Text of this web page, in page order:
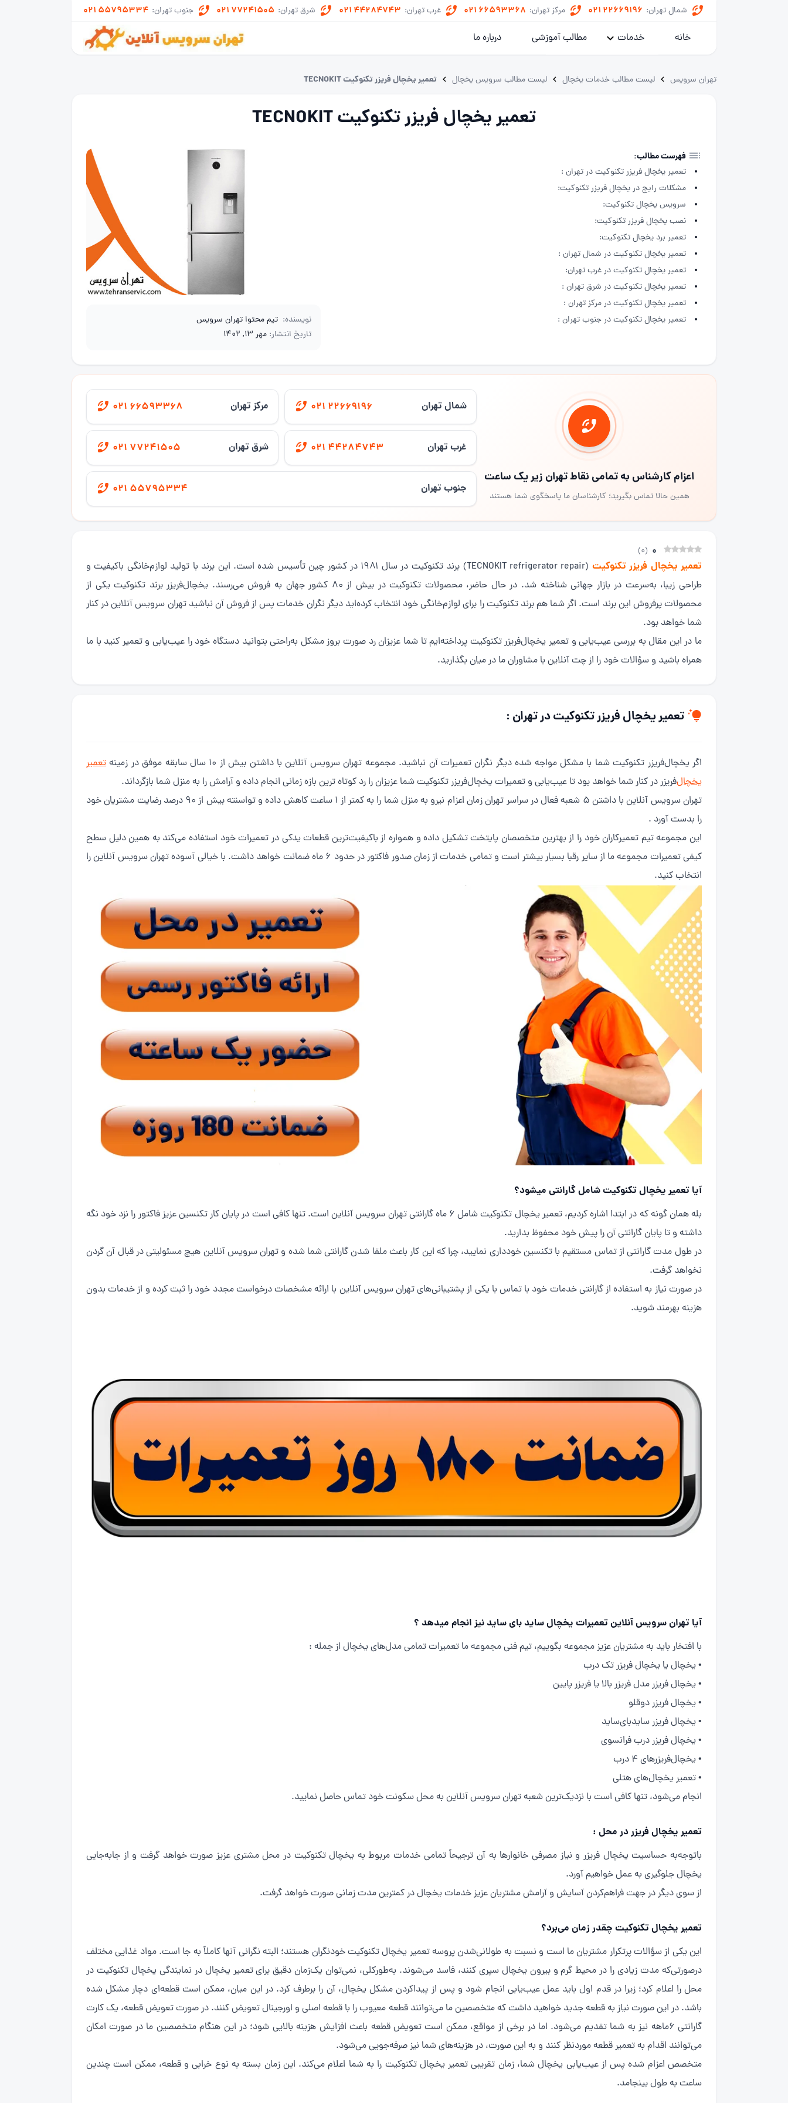
شمال تهران: 021 22669196 مرکز تهران: 021 66593368 غرب تهران: 021 44284743 شرق تهران: 021 77241505 جنوب تهران: 021 55795334
خانه خدمات
ماشین لباسشویی
خدمات داکت اسپلیت
مطالب آموزشی درباره ما
تهران سرویس لیست مطالب خدمات یخچال لیست مطالب سرویس یخچال تعمیر یخچال فریزر تکنوکیت TECNOKIT
تعمیر یخچال فریزر تکنوکیت TECNOKIT
نویسنده: تیم محتوا تهران سرویس
تاریخ انتشار: مهر 13, 1402
فهرست مطالب:
تعمیر یخچال فریزر تکنوکیت در تهران :
مشکلات رایج در یخچال فریزر تکنوکیت:
سرویس یخچال تکنوکیت:
نصب یخچال فریزر تکنوکیت:
تعمیر برد یخچال تکنوکیت:
تعمیر یخچال تکنوکیت در شمال تهران :
تعمیر یخچال تکنوکیت در غرب تهران:
تعمیر یخچال تکنوکیت در شرق تهران :
تعمیر یخچال تکنوکیت در مرکز تهران :
تعمیر یخچال تکنوکیت در جنوب تهران :
اعزام کارشناس به تمامی نقاط تهران زیر یک ساعت
همین حالا تماس بگیرید؛ کارشناسان ما پاسخگوی شما هستند
شمال تهران 021 22669196 مرکز تهران 021 66593368
غرب تهران 021 44284743 شرق تهران 021 77241505
جنوب تهران 021 55795334
0
(
0
)
تعمیر یخچال فریزر تکنوکیت
(TECNOKIT refrigerator repair) برند تکنوکیت در سال ۱۹۸۱ در کشور چین تأسیس شده است. این برند با تولید لوازم‌خانگی باکیفیت و
طراحی زیبا، به‌سرعت در بازار جهانی شناخته شد. در حال حاضر، محصولات تکنوکیت در بیش از ۸۰ کشور جهان به فروش می‌رسند. یخچال‌فریزر برند تکنوکیت یکی از
محصولات پرفروش این برند است. اگر شما هم برند تکنوکیت را برای لوازم‌خانگی خود انتخاب کرده‌اید دیگر نگران خدمات پس از فروش آن نباشید تهران سرویس آنلاین در کنار
شما خواهد بود.
ما در این مقال به بررسی عیب‌یابی و تعمیر یخچال‌فریزر تکنوکیت پرداخته‌ایم تا شما عزیزان رد صورت بروز مشکل به‌راحتی بتوانید دستگاه خود را عیب‌یابی و تعمیر کنید با ما
همراه باشید و سؤالات خود را از چت آنلاین با مشاوران ما در میان بگذارید.
تعمیر یخچال فریزر تکنوکیت در تهران :
اگر یخچال‌فریزر تکنوکیت شما با مشکل مواجه شده دیگر نگران تعمیرات آن نباشید. مجموعه تهران سرویس آنلاین با داشتن بیش از 10 سال سابقه موفق در زمینه
تعمیر
یخچال‌فریزر در کنار شما خواهد بود تا عیب‌یابی و تعمیرات یخچال‌فریزر تکنوکیت شما عزیزان را رد کوتاه ترین بازه زمانی انجام داده و آرامش را به منزل شما بازگرداند.
تهران سرویس آنلاین با داشتن 5 شعبه فعال در سراسر تهران زمان اعزام نیرو به منزل شما را به کمتر از 1 ساعت کاهش داده و تواسنته بیش از 90 درصد رضایت مشتریان خود
را بدست آورد .
این مجموعه تیم تعمیرکاران خود را از بهترین متخصصان پایتخت تشکیل داده و همواره از باکیفیت‌ترین قطعات یدکی در تعمیرات خود استفاده می‌کند به همین دلیل سطح
کیفی تعمیرات مجموعه ما از سایر رقبا بسیار بیشتر است و تمامی خدمات از زمان صدور فاکتور در حدود 6 ماه ضمانت خواهد داشت. با خیالی آسوده تهران سرویس آنلاین را
انتخاب کنید.
آیا تعمیر یخچال تکنوکیت شامل گارانتی میشود؟
بله همان گونه که در ابتدا اشاره کردیم، تعمیر یخچال تکنوکیت شامل 6 ماه گارانتی تهران سرویس آنلاین است. تنها کافی است در پایان کار تکنسین عزیز فاکتور را نزد خود نگه
داشته و تا پایان گارانتی آن را پیش خود محفوظ بدارید.
در طول مدت گارانتی از تماس مستقیم با تکنسین خودداری نمایید، چرا که این کار باعث ملقا شدن گارانتی شما شده و تهران سرویس آنلاین هیچ مسئولیتی در قبال آن گردن
نخواهد گرفت.
در صورت نیاز به استفاده از گارانتی خدمات خود با تماس با یکی از پشتیبانی‌های تهران سرویس آنلاین با ارائه مشخصات درخواست مجدد خود را ثبت کرده و از خدمات بدون
هزینه بهرمند شوید.
آیا تهران سرویس آنلاین تعمیرات یخچال ساید بای ساید نیز انجام میدهد ؟
با افتخار باید به مشتریان عزیز مجموعه بگوییم، تیم فنی مجموعه ما تعمیرات تمامی مدل‌های یخچال از جمله :
• یخچال یا یخچال فریزر تک درب
• یخچال فریزر مدل فریزر بالا یا فریزر پایین
• یخچال فریزر دوقلو
• یخچال فریزر سایدبای‌ساید
• یخچال فریزر درب فرانسوی
• یخچال‌فریزرهای 4 درب
• تعمیر یخچال‌های هتلی
انجام می‌شود، تنها کافی است با نزدیک‌ترین شعبه تهران سرویس آنلاین به محل سکونت خود تماس حاصل نمایید.
تعمیر یخچال فریزر در محل :
باتوجه‌به حساسیت یخچال فریزر و نیاز مصرفی خانوارها به آن ترجیحاً تمامی خدمات مربوط به یخچال تکنوکیت در محل مشتری عزیز صورت خواهد گرفت و از جابه‌جایی
یخچال جلوگیری به عمل خواهیم آورد.
از سوی دیگر در جهت فراهم‌کردن آسایش و آرامش مشتریان عزیز خدمات یخچال در کمترین مدت زمانی صورت خواهد گرفت.
تعمیر یخچال تکنوکیت چقدر زمان می‌برد؟
این یکی از سؤالات پرتکرار مشتریان ما است و نسبت به طولانی‌شدن پروسه تعمیر یخچال تکنوکیت خودنگران هستند؛ البته نگرانی آنها کاملاً به جا است. مواد غذایی مختلف
درصورتی‌که مدت زیادی را در محیط گرم و بیرون یخچال سپری کنند، فاسد می‌شوند. به‌طورکلی، نمی‌توان یک‌زمان دقیق برای تعمیر یخچال در نمایندگی یخچال تکنوکیت در
محل را اعلام کرد؛ زیرا در قدم اول باید عمل عیب‌یابی انجام شود و پس از پیداکردن مشکل یخچال، آن را برطرف کرد. در این میان، ممکن است قطعه‌ای دچار مشکل شده
باشد. در این صورت نیاز به قطعه جدید خواهید داشت که متخصصین ما می‌توانند قطعه معیوب را با قطعه اصلی و اورجینال تعویض کنند. در صورت تعویض قطعه، یک کارت
گارانتی ۶ماهه نیز به شما تقدیم می‌شود. اما در برخی از مواقع، ممکن است تعویض قطعه باعث افزایش هزینه بالایی شود؛ در این هنگام متخصصین ما در صورت امکان
می‌توانند اقدام به تعمیر قطعه موردنظر کنند و به این صورت، در هزینه‌های شما نیز صرفه‌جویی می‌شود.
متخصص اعزام شده پس از عیب‌یابی یخچال شما، زمان تقریبی تعمیر یخچال تکنوکیت را به شما اعلام می‌کند. این زمان بسته به نوع خرابی و قطعه، ممکن است چندین
ساعت به طول بینجامد.